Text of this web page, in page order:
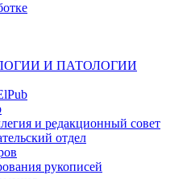
И ПАТОЛОГИИ
и редакционный совет
отдел
рукописей